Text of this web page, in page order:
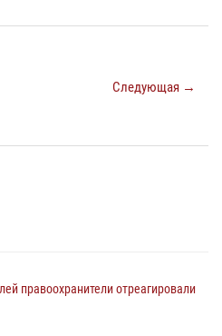
Следующая →
правоохранители отреагировали